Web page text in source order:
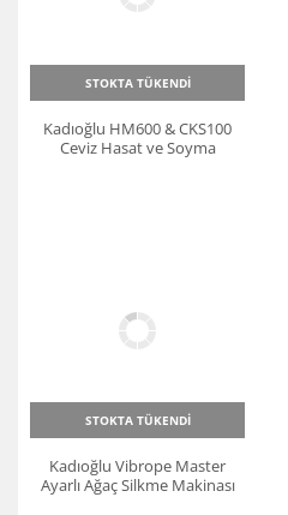
STOKTA TÜKENDİ
Kadıoğlu HM600 & CKS100
Ceviz Hasat ve Soyma
STOKTA TÜKENDİ
Kadıoğlu Vibrope Master
Ayarlı Ağaç Silkme Makinası